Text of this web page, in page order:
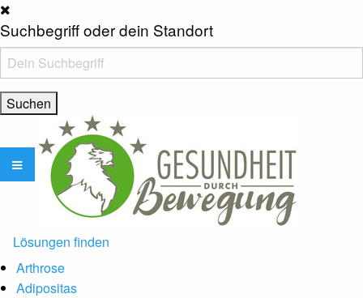
Suchbegriff oder dein Standort
Lösungen finden
Arthrose
Adipositas